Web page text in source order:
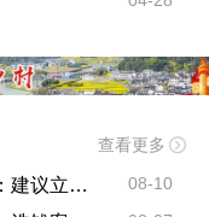
查看更多
澳大利亚维多利亚州涉邪教调查报告：建议立法将团体胁迫行为入刑 08-10